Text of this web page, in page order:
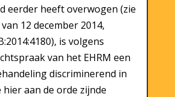
eerder heeft overwogen (zie
12 december 2014,
is volgens
van het EHRM een
discriminerend in
hier aan de orde zijnde